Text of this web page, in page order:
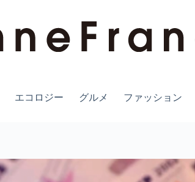
エコロジー グルメ ファッション